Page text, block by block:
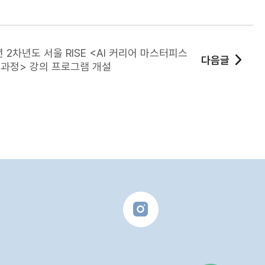
2차년도 서울 RISE <AI 커리어 마스터피스
정> 강의 프로그램 개설
다음글